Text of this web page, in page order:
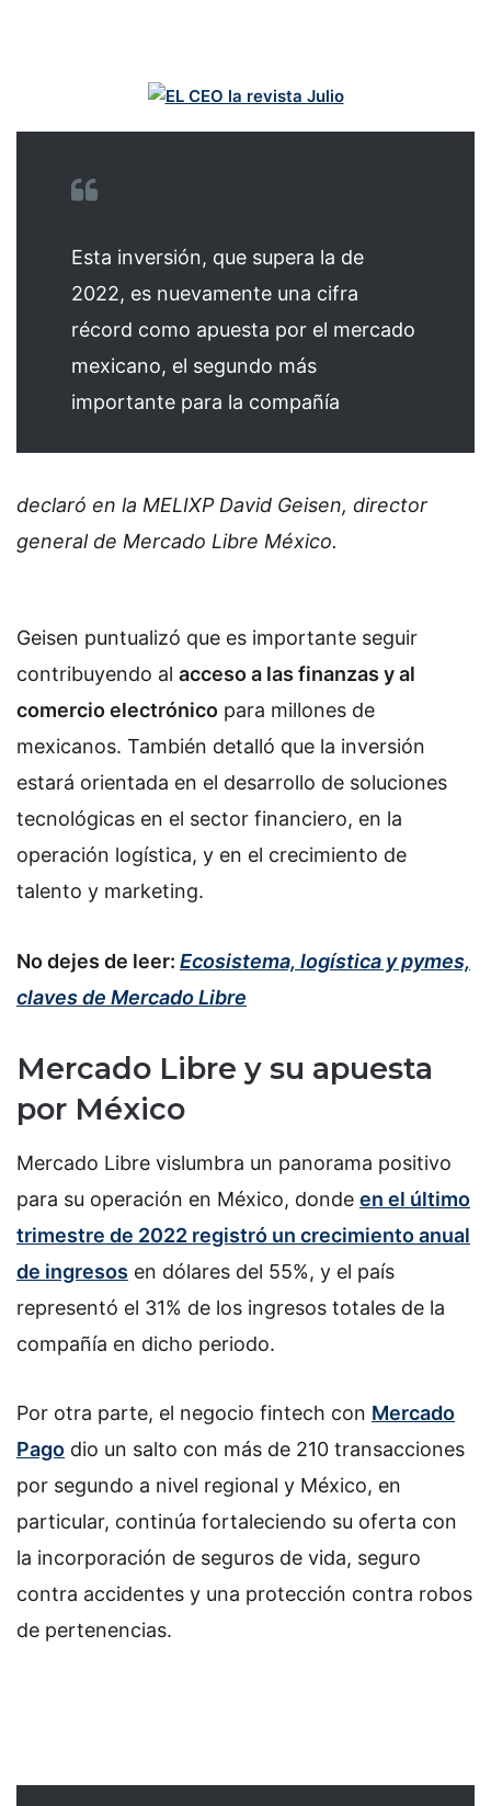
Esta inversión, que supera la de
2022, es nuevamente una cifra
récord como apuesta por el mercado
mexicano, el segundo más
importante para la compañía
declaró en la MELIXP David Geisen, director
general de Mercado Libre México.
Geisen puntualizó que es importante seguir
contribuyendo al acceso a las finanzas y al
comercio electrónico para millones de
mexicanos. También detalló que la inversión
estará orientada en el desarrollo de soluciones
tecnológicas en el sector financiero, en la
operación logística, y en el crecimiento de
talento y marketing.
No dejes de leer: Ecosistema, logística y pymes,
claves de Mercado Libre
Mercado Libre y su apuesta
por México
Mercado Libre vislumbra un panorama positivo
para su operación en México, donde en el último
trimestre de 2022 registró un crecimiento anual
de ingresos en dólares del 55%, y el país
representó el 31% de los ingresos totales de la
compañía en dicho periodo.
Por otra parte, el negocio fintech con Mercado
Pago dio un salto con más de 210 transacciones
por segundo a nivel regional y México, en
particular, continúa fortaleciendo su oferta con
la incorporación de seguros de vida, seguro
contra accidentes y una protección contra robos
de pertenencias.